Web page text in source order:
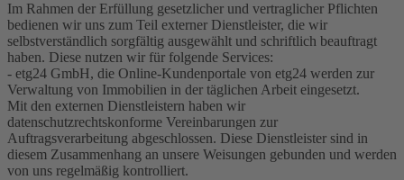
Im Rahmen der Erfüllung gesetzlicher und vertraglicher Pflichten
bedienen wir uns zum Teil externer Dienstleister, die wir
selbstverständlich sorgfältig ausgewählt und schriftlich beauftragt
haben. Diese nutzen wir für folgende Services:
- etg24 GmbH, die Online-Kundenportale von etg24 werden zur
Verwaltung von Immobilien in der täglichen Arbeit eingesetzt.
Mit den externen Dienstleistern haben wir
datenschutzrechtskonforme Vereinbarungen zur
Auftragsverarbeitung abgeschlossen. Diese Dienstleister sind in
diesem Zusammenhang an unsere Weisungen gebunden und werden
von uns regelmäßig kontrolliert.